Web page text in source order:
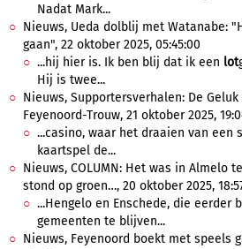
Nadat Mark...
Nieuws, Ueda dolblij met Watanabe:
gaan", 22 oktober 2025, 05:45:00
...hij hier is. Ik ben blij dat ik een lot
Hij is twee...
Nieuws, Supportersverhalen: De
Feyenoord-Trouw, 21 oktober 2025,
...casino, waar het draaien van een s
kaartspel de...
Nieuws, COLUMN: Het was in Almelo
stond op groen…, 20 oktober 2025,
...Hengelo en Enschede, die eerder
gemeenten te blijven...
Nieuws, Feyenoord boekt met speels